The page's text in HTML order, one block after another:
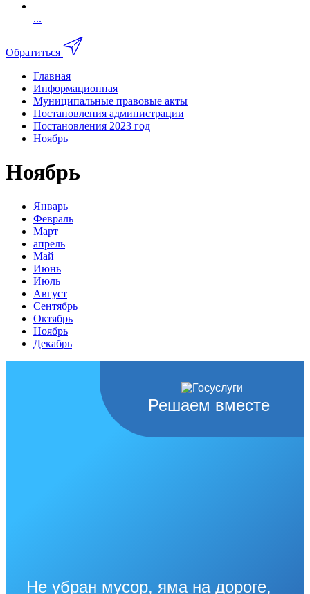
...
Обратиться
Главная
Информационная
Муниципальные правовые акты
Постановления администрации
Постановления 2023 год
Ноябрь
Ноябрь
Январь
Февраль
Март
апрель
Май
Июнь
Июль
Август
Сентябрь
Октябрь
Ноябрь
Декабрь
Решаем вместе
Не убран мусор, яма на дороге,